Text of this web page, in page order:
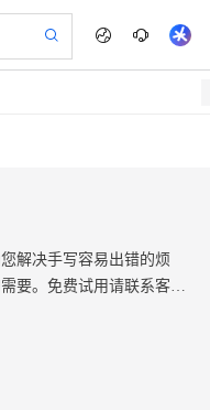
了解阿里云
解决手写容易出错的烦
要。免费试用请联系客